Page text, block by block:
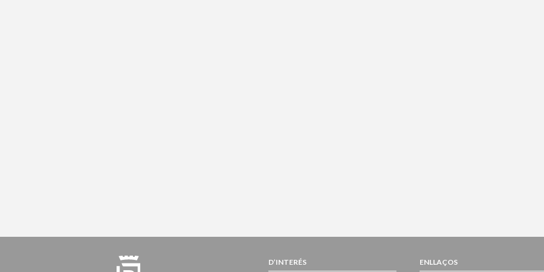
D’INTERÉS ENLLAÇOS